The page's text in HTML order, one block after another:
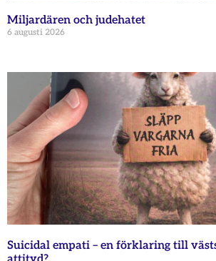
Miljardären och judehatet
6 augusti 2026
Suicidal empati – en förklaring till